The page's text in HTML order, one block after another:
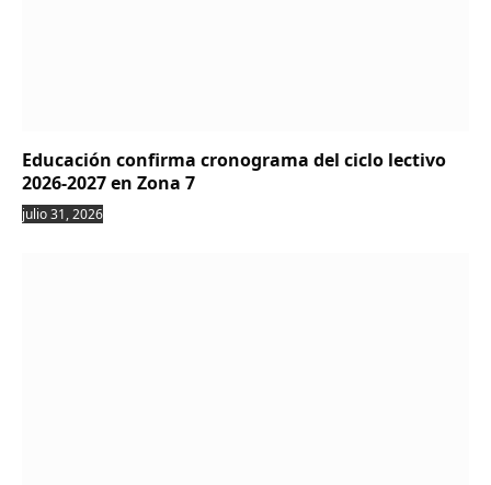
Educación confirma cronograma del ciclo lectivo
2026-2027 en Zona 7
julio 31, 2026